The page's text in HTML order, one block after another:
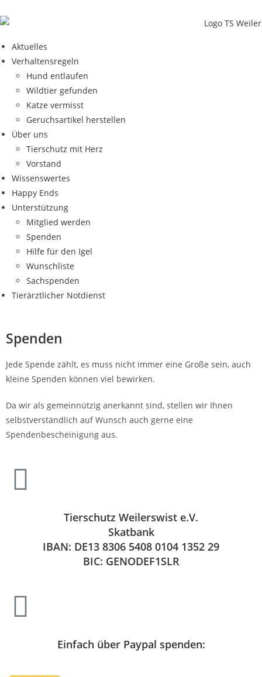
Aktuelles
Verhaltensregeln
Hund entlaufen
Wildtier gefunden
Katze vermisst
Geruchsartikel herstellen
Über uns
Tierschutz mit Herz
Vorstand
Wissenswertes
Happy Ends
Unterstützung
Mitglied werden
Spenden
Hilfe für den Igel
Wunschliste
Sachspenden
Tierärztlicher Notdienst
Spenden
Jede Spende zählt, es muss nicht immer eine Große sein, auch
kleine Spenden können viel bewirken.
Da wir als gemeinnützig anerkannt sind, stellen wir Ihnen
selbstverständlich auf Wunsch auch gerne eine
Spendenbescheinigung aus.
Tierschutz Weilerswist e.V.
Skatbank
IBAN: DE13 8306 5408 0104 1352 29
BIC: GENODEF1SLR
Einfach über Paypal spenden: